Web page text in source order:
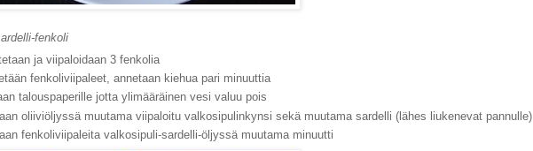
fenkoli
ja viipaloidaan 3 fenkolia
fenkoliviipaleet, annetaan kiehua pari minuuttia
talouspaperille jotta ylimääräinen vesi valuu pois
oliiviöljyssä muutama viipaloitu valkosipulinkynsi sekä muutama sardelli (lähes liukenevat pannulle)
fenkoliviipaleita valkosipuli-sardelli-öljyssä muutama minuutti